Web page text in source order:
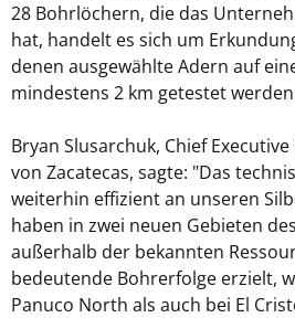
28 Bohrlöchern, die das
hat, handelt es sich um
denen ausgewählte Adern auf
mindestens 2 km getestet
Bryan Slusarchuk, Chief
von Zacatecas, sagte: "Das
weiterhin effizient an unseren
haben in zwei neuen Gebieten
außerhalb der bekannten
bedeutende Bohrerfolge erzielt,
Panuco North als auch bei El